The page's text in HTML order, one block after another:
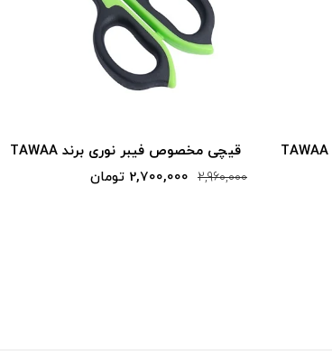
قیچی مخصوص فیبر نوری برند TAWAA
2,960,000 2,700,000 تومان